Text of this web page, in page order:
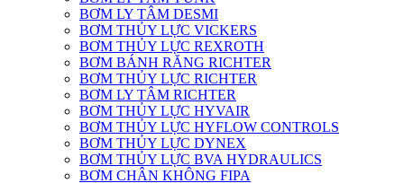
BƠM LY TÂM DESMI
BƠM THỦY LỰC VICKERS
BƠM THỦY LỰC REXROTH
BƠM BÁNH RĂNG RICHTER
BƠM THỦY LỰC RICHTER
BƠM LY TÂM RICHTER
BƠM THỦY LỰC HYVAIR
BƠM THỦY LỰC HYFLOW CONTROLS
BƠM THỦY LỰC DYNEX
BƠM THỦY LỰC BVA HYDRAULICS
BƠM CHÂN KHÔNG FIPA